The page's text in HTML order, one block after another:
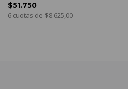
$51.750
6 cuotas de $8.625,00